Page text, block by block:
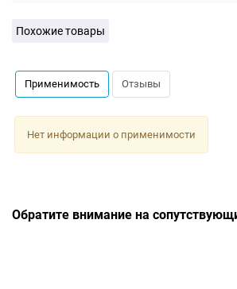
Похожие товары
Применимость Отзывы
Нет информации о применимости
Обратите внимание на